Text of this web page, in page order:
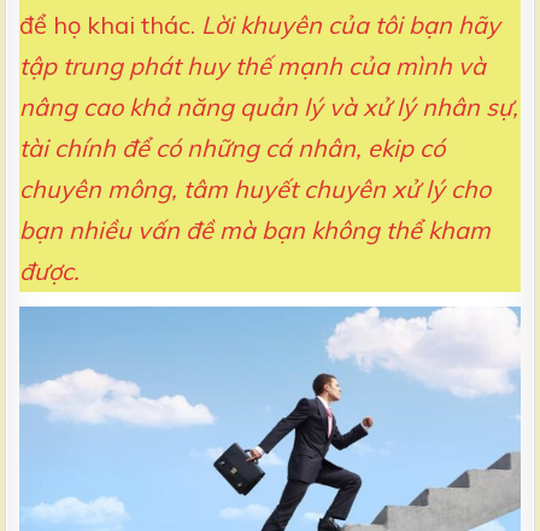
để họ khai thác. Lời khuyên của tôi bạn hãy
tập trung phát huy thế mạnh của mình và
nâng cao khả năng quản lý và xử lý nhân sự,
tài chính để có những cá nhân, ekip có
chuyên mông, tâm huyết chuyên xử lý cho
bạn nhiều vấn đề mà bạn không thể kham
được.